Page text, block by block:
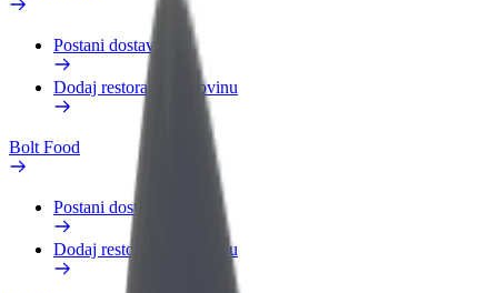
Postani dostavljač
Dodaj restoran ili trgovinu
Bolt Food
Postani dostavljač
Dodaj restoran ili trgovinu